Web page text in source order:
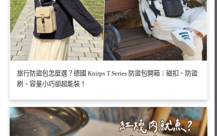
旅行防盜包怎麼選？德國 Knirps T.Series 防盜包開箱｜磁扣、防盜
刷、容量小巧卻超能裝！